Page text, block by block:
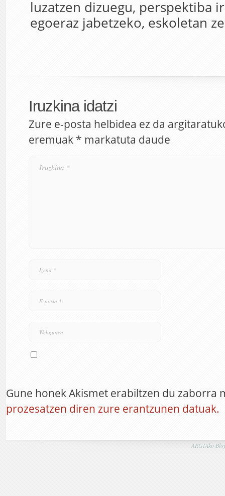
luzatzen dizuegu, perspektiba
egoeraz jabetzeko, eskoletan
Iruzkina idatzi
Zure e-posta helbidea ez da
eremuak * markatuta daude
Gune honek Akismet erabiltzen du zaborra
prozesatzen diren zure erantzunen datuak.
ARGIAko